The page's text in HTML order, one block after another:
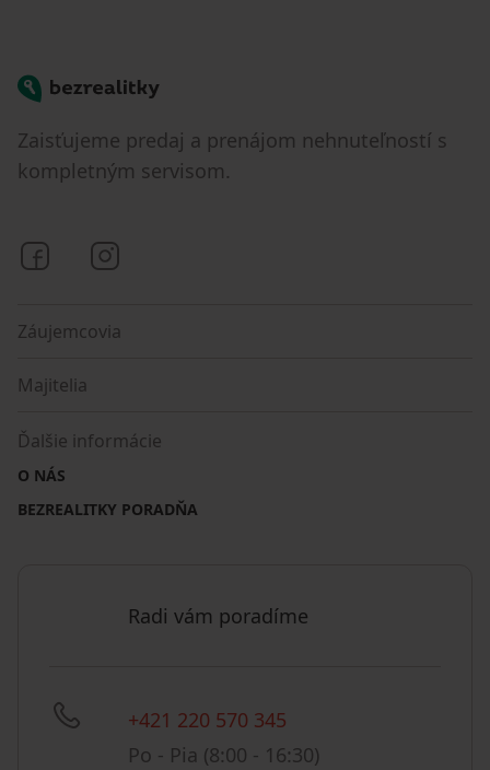
Bezrealitky
Zaisťujeme predaj a prenájom nehnuteľností s
kompletným servisom.
Bezrealitky na Facebooku
Záujemcovia
Majitelia
Ďalšie informácie
O NÁS
BEZREALITKY PORADŇA
Radi vám poradíme
+421 220 570 345
Po - Pia (8:00 - 16:30)